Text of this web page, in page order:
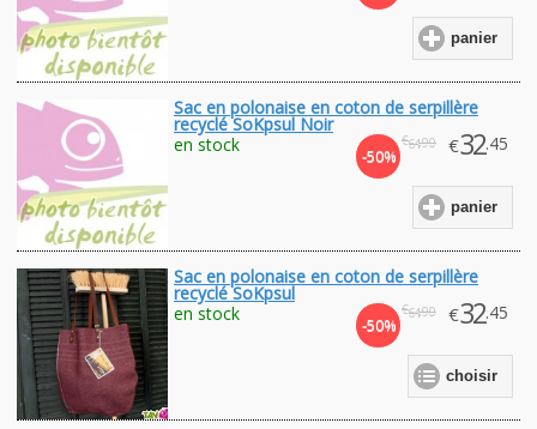
panier
Sac en polonaise en coton de serpillère
recyclé SoKpsul Noir
-50%
€64.90 €32.45
en stock
panier
Sac en polonaise en coton de serpillère
recyclé SoKpsul
-50%
€64.90 €32.45
en stock
choisir